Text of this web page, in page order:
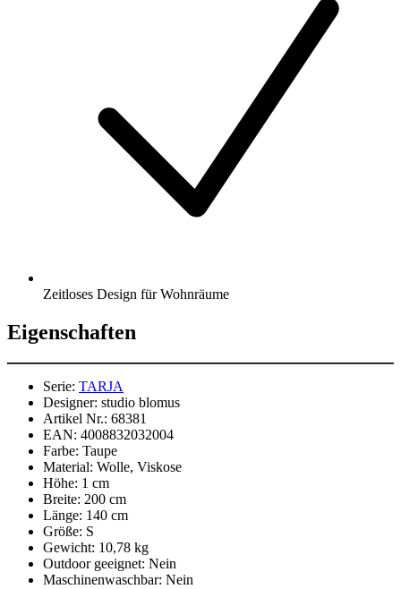
Zeitloses Design für Wohnräume
Eigenschaften
Serie: TARJA
Designer: studio blomus
Artikel Nr.: 68381
EAN: 4008832032004
Farbe: Taupe
Material: Wolle, Viskose
Höhe: 1 cm
Breite: 200 cm
Länge: 140 cm
Größe: S
Gewicht: 10,78 kg
Outdoor geeignet: Nein
Maschinenwaschbar: Nein